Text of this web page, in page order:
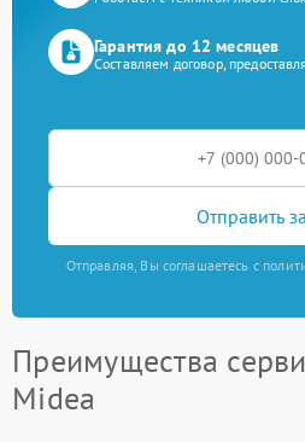
Гарантия до 12 месяцев
Составляем договор,
Отправить
Отправляя, Вы соглашаетесь с
Преимущества
Midea